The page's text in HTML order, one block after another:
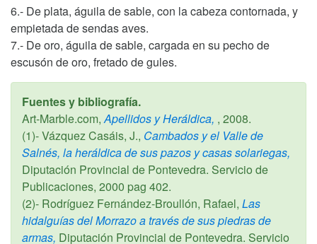
6.- De plata, águila de sable, con la cabeza contornada, y
empietada de sendas aves.
7.- De oro, águila de sable, cargada en su pecho de
escusón de oro, fretado de gules.
Fuentes y bibliografía.
Art-Marble.com, Apellidos y Heráldica, , 2008.
(1)- Vázquez Casáis, J., Cambados y el Valle de
Salnés, la heráldica de sus pazos y casas solariegas,
Diputación Provincial de Pontevedra. Servicio de
Publicaciones, 2000 pag 402.
(2)- Rodríguez Fernández-Broullón, Rafael, Las
hidalguías del Morrazo a través de sus piedras de
armas, Diputación Provincial de Pontevedra. Servicio